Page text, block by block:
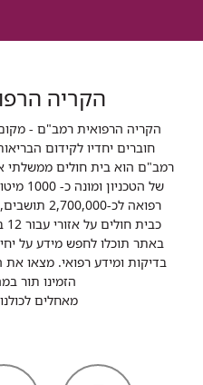
הקריה
הקריה הרפואית רמב"ם - מקום
חוברים יחדיו לקידום
רמב"ם הוא בית חולים ממשלתי
של
רפואה לכ-
כבית חולים על אזורי עבור 12 בתי חולים בצפון מדינת ישראל.
באתר תוכלו לחפש מידע על
בדיקות ומידע רפואי. מצאו
הזמינו תור
מאחלים